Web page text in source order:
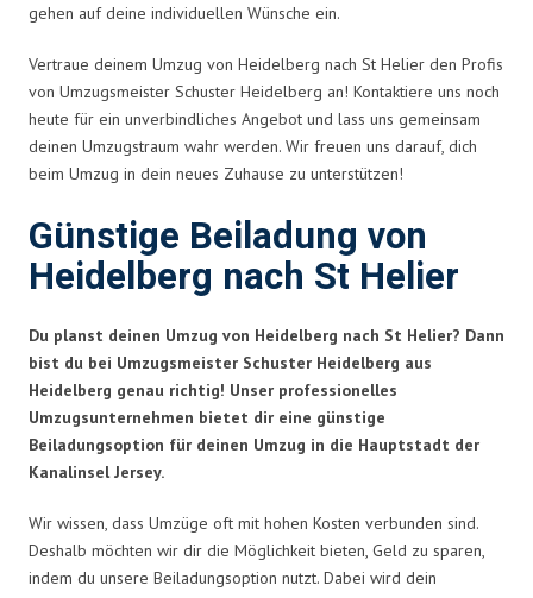
gehen auf deine individuellen Wünsche ein.
Vertraue deinem Umzug von Heidelberg nach St Helier den Profis
von Umzugsmeister Schuster Heidelberg an! Kontaktiere uns noch
heute für ein unverbindliches Angebot und lass uns gemeinsam
deinen Umzugstraum wahr werden. Wir freuen uns darauf, dich
beim Umzug in dein neues Zuhause zu unterstützen!
Günstige Beiladung von
Heidelberg nach St Helier
Du planst deinen Umzug von Heidelberg nach St Helier? Dann
bist du bei Umzugsmeister Schuster Heidelberg aus
Heidelberg genau richtig! Unser professionelles
Umzugsunternehmen bietet dir eine günstige
Beiladungsoption für deinen Umzug in die Hauptstadt der
Kanalinsel Jersey.
Wir wissen, dass Umzüge oft mit hohen Kosten verbunden sind.
Deshalb möchten wir dir die Möglichkeit bieten, Geld zu sparen,
indem du unsere Beiladungsoption nutzt. Dabei wird dein